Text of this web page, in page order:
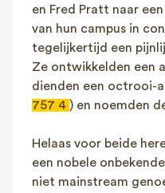
en Fred Pratt naar
van hun campus in
tegelijkertijd een
Ze ontwikkelden een
dienden een octrooi-
757 4 ) en noemden de
Helaas voor beide
een nobele
niet mainstream